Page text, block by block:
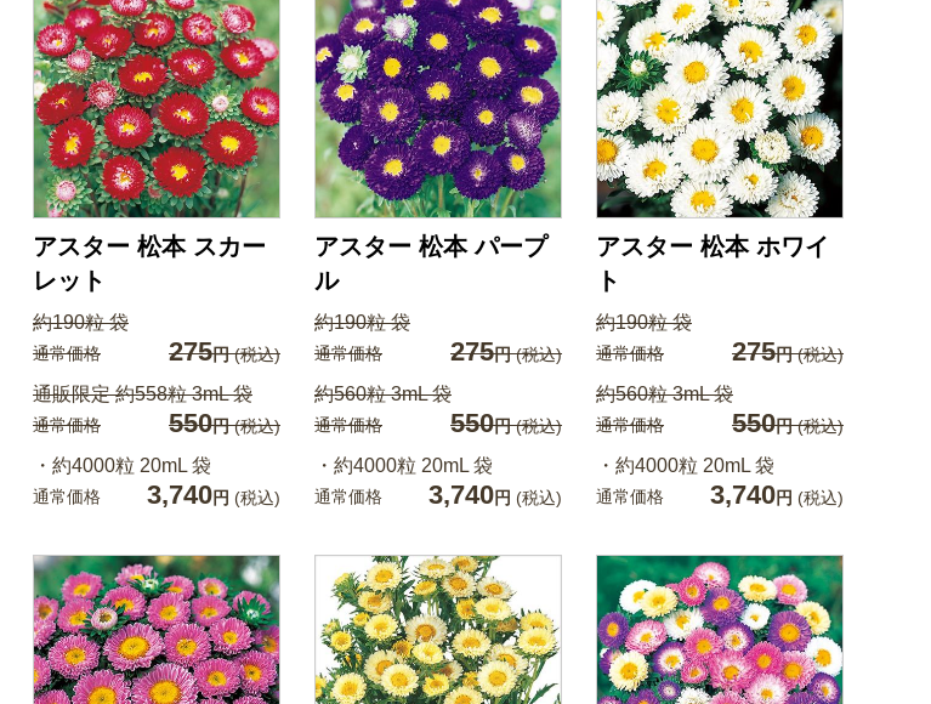
アスター 松本 スカー
レット
約190粒 袋
通常価格 275円(税込)
通販限定 約558粒 3mL 袋
通常価格 550円(税込)
・約4000粒 20mL 袋
通常価格 3,740円 (税込)
アスター 松本 パープ
ル
約190粒 袋
通常価格 275円(税込)
約560粒 3mL 袋
通常価格 550円(税込)
・約4000粒 20mL 袋
通常価格 3,740円 (税込)
アスター 松本 ホワイ
ト
約190粒 袋
通常価格 275円(税込)
約560粒 3mL 袋
通常価格 550円(税込)
・約4000粒 20mL 袋
通常価格 3,740円 (税込)